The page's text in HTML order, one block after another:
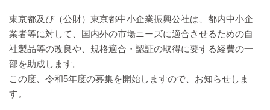
東京都及び（公財）東京都中小企業振興公社は、都内中小企
業者等に対して、国内外の市場ニーズに適合させるための自
社製品等の改良や、規格適合・認証の取得に要する経費の一
部を助成します。
この度、令和5年度の募集を開始しますので、お知らせしま
す。